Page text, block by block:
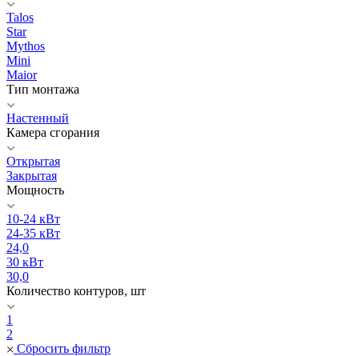
Talos
Star
Mythos
Mini
Maior
Тип монтажа
Настенный
Камера сгорания
Открытая
Закрытая
Мощность
10-24 кВт
24-35 кВт
24,0
30 кВт
30,0
Количество контуров, шт
1
2
Сбросить фильтр